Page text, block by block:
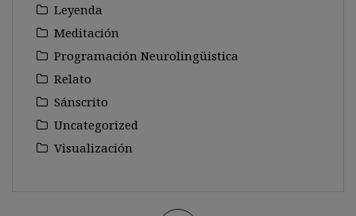
Leyenda
Meditación
Programación Neurolingüistica
Relato
Sánscrito
Uncategorized
Visualización